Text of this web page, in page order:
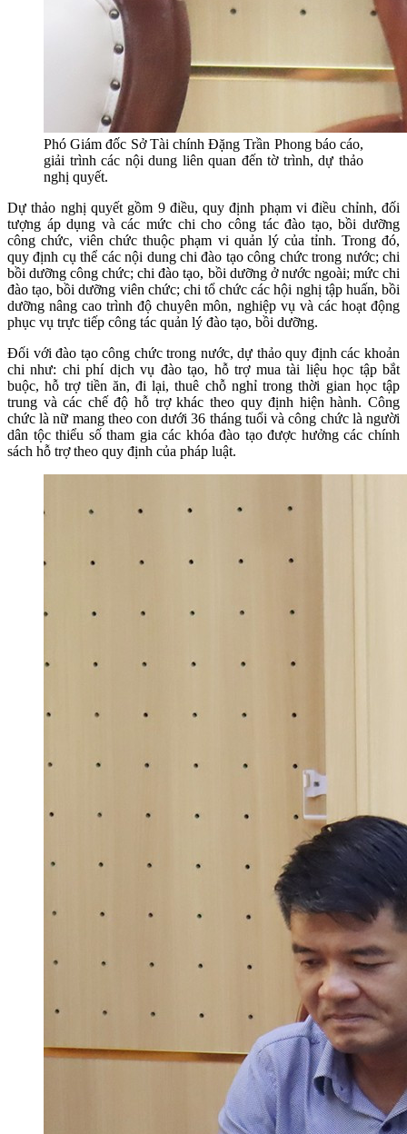
Phó Giám đốc Sở Tài chính Đặng Trần Phong báo cáo,
giải trình các nội dung liên quan đến tờ trình, dự thảo
nghị quyết.
Dự thảo nghị quyết gồm 9 điều, quy định phạm vi điều chỉnh, đối
tượng áp dụng và các mức chi cho công tác đào tạo, bồi dưỡng
công chức, viên chức thuộc phạm vi quản lý của tỉnh. Trong đó,
quy định cụ thể các nội dung chi đào tạo công chức trong nước; chi
bồi dưỡng công chức; chi đào tạo, bồi dưỡng ở nước ngoài; mức chi
đào tạo, bồi dưỡng viên chức; chi tổ chức các hội nghị tập huấn, bồi
dưỡng nâng cao trình độ chuyên môn, nghiệp vụ và các hoạt động
phục vụ trực tiếp công tác quản lý đào tạo, bồi dưỡng.
Đối với đào tạo công chức trong nước, dự thảo quy định các khoản
chi như: chi phí dịch vụ đào tạo, hỗ trợ mua tài liệu học tập bắt
buộc, hỗ trợ tiền ăn, đi lại, thuê chỗ nghỉ trong thời gian học tập
trung và các chế độ hỗ trợ khác theo quy định hiện hành. Công
chức là nữ mang theo con dưới 36 tháng tuổi và công chức là người
dân tộc thiểu số tham gia các khóa đào tạo được hưởng các chính
sách hỗ trợ theo quy định của pháp luật.